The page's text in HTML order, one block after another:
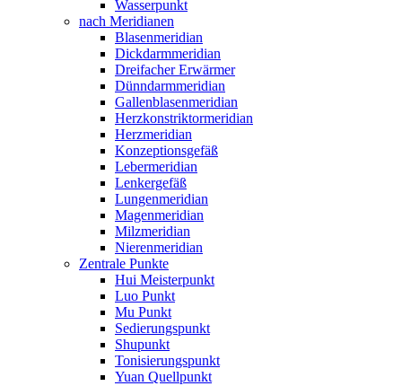
Wasserpunkt
nach Meridianen
Blasenmeridian
Dickdarmmeridian
Dreifacher Erwärmer
Dünndarmmeridian
Gallenblasenmeridian
Herzkonstriktormeridian
Herzmeridian
Konzeptionsgefäß
Lebermeridian
Lenkergefäß
Lungenmeridian
Magenmeridian
Milzmeridian
Nierenmeridian
Zentrale Punkte
Hui Meisterpunkt
Luo Punkt
Mu Punkt
Sedierungspunkt
Shupunkt
Tonisierungspunkt
Yuan Quellpunkt